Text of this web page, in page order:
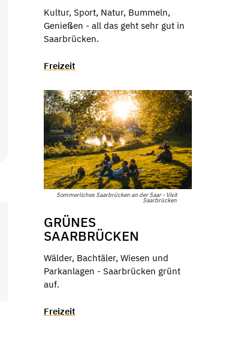
Kultur, Sport, Natur, Bummeln,
Genießen - all das geht sehr gut in
Saarbrücken.
Freizeit
Sommerliches Saarbrücken an der Saar - Visit
Saarbrücken
GRÜNES
SAARBRÜCKEN
Wälder, Bachtäler, Wiesen und
Parkanlagen - Saarbrücken grünt
auf.
Freizeit